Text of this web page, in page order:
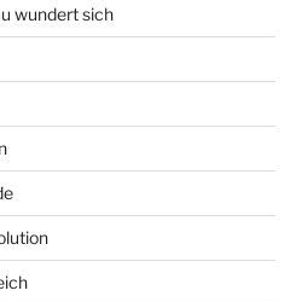
wundert sich